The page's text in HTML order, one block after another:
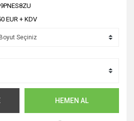
EUR + KDV
HEMEN AL